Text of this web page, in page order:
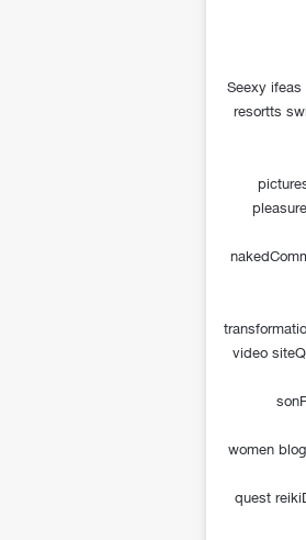
Seexy
resortts
video
women
quest